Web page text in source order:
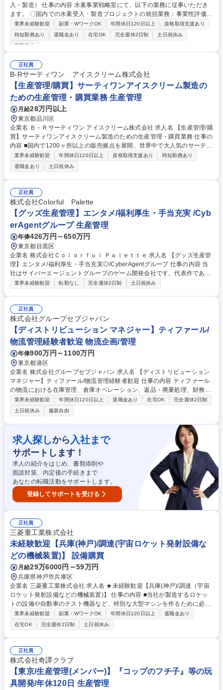
入・製造） 仕事の内容 水素事業戦略室にて、以下の業務に従事いただき
ます。 〇国内での水素受入・製造プロジェクトの統括業務：事業性評価
（ファイナンスの組成含む）/事業スキーム全般の立案/事業パートナーの
選定・協議/ 各種契約の締結/関係省庁、自治体等との協議、調整/プロジェ
クト全体工程の策定と管理 〇技術検討：インハウスエンジニアとして、以
守計画立案■発注：仕様策定、発注先選定、コスト精査■施工：図面レビュ
ー・許認可取得・安全管理・工程管理・コスト管理 募集職種 【総合職】
水素事業（国内での水素受入・製造）
業界未経験歓迎 副業・WワークOK 年間休日120日以上
資格取得支援あり
時短勤務あり
退職金あり 在宅OK 完全週休2日制
土日祝休み
服装自由
正社員
B-Rサーティワン アイスクリーム株式会社
【生産管理/購買】サーティワンアイスクリーム製造の
ための生産管理・購買業務 生産管理
月給28万円以上
東京都品川区
企業名 Ｂ－Ｒサーティワン アイスクリーム株式会社 求人名 【生産管理/購
買】サーティワンアイスクリーム製造のための生産管理・購買業務 仕事の
内容 ■国内で1200ヶ所以上の販売拠点を展開、世界中で大人気のサーティ
ワンアイスクリームを作るための原材料（乳・糖・添加物など）や 店舗で
使用する包材や食材の管理部署で業務に携わっていただきます。 ■ 主な業
務は以下の通りです。 ・販売計画に基づく生産計画立案・在庫管理 ・自
社工場（富士小山・神戸三木）や協力工場間の調整 ・原料・資材の購買調
達、納期管理（輸入含む） ・購買コスト管理 ・サプライヤー管理 募集職
種 【生産管理/購買】サーティワンアイスクリーム製造のための生産管
理・購買業務
業界未経験歓迎 年間休日120日以上 資格取得支援あり
時短勤務あり
退職金あり
土日祝休み
正社員
株式会社Colorful Palette
【グッズ生産管理】エンタメ/福利厚生・手当充実 /Cyb
erAgentグループ 生産管理
年俸426万円～650万円
東京都目黒区
企業名 株式会社Ｃｏｌｏｒｆｕｌ Ｐａｌｅｔｔｅ 求人名 【グッズ生産管
理】エンタメ/福利厚生・手当充実◎/CyberAgentグループ 仕事の内容 当
社はサイバーエージェントグループのゲーム開発会社です。代表作である
『プロジェクトセカイ カラフルステージ！ feat. 初音ミク』の開発・運営
含め一貫して携わっていただきます。 【具体的には】■グッズの見積も
り・入稿・納品までの一連の業務 ■サプライヤーハンドリングやコスト・
納期の交渉 ■発注書・請求書の対応や商品企画・製造ライン調整 募集職種
【グッズ生産管理】エンタメ/福利厚生・手当充実◎/CyberAgentグループ
業界未経験歓迎 転勤なし 完全週休2日制 土日祝休み
正社員
株式会社グループセブジャパン
【ディストリビューション マネジャー】ティファール/
物流管理経験者歓迎 物流企画/管理
年俸900万円～1100万円
東京都港区
企業名 株式会社グループセブジャパン 求人名 【ディストリビューション
マネジャー】ティファール/物流管理経験者歓迎 仕事の内容 ティファール
の物流における在庫管理、倉庫オペレーション、返品・廃棄処理、財務連
動プロセスを担当。現場に近い視点と全体最適を両立し、部門横断的な調
整を通じて事業運営を内側から支える役割を担います。 【在庫・倉庫】精
度管理、財務連携、棚卸統括及びデータ整合性の担保、入出荷・返品・月
次廃棄プロセス（指示・実行・報告）管理 【財務・決算】ベンダー支払
（Finance連携）、決算時の在庫データ確定・内訳分析、財務諸表に影響
する在庫処理の説明責任 【改善・コスト・パートナー】業務簡素化、スケ
ーラビリティ向上、3PL戦略見直し、責任分界・コスト構造再設計、属人
性排除と持続可能モデル構築 募集職種 【ディストリビューション マネジ
ャー】ティファール/物流管理経験者歓迎
業界未経験歓迎 年間休日120日以上 退職金あり 在宅OK
完全週休2日制
土日祝休み
服装自由
求人探しから 入社まで
サポートします！
求人の紹介をはじめ、書類添削や
面談対策、内定後の手続きまで
あなたの転職活動をサポートします。
登録してサポートを受ける
正社員
三菱重工業株式会社
未経験歓迎【兵庫(神戸)/調達(宇宙ロケット発射設備な
どの機械装置)】 設備購買
月給29万6000円～59万円
兵庫県神戸市兵庫区
企業名 三菱重工業株式会社 求人名 ★未経験歓迎【兵庫(神戸)/調達（宇宙
ロケット発射設備などの機械装置)】 仕事の内容 ■当社が製造するロケッ
トの設備や自動車のテスト機器など、特別な大型マシンを作るために必要
な部品や材料を、世界中の会社から一番良い条件で買い渡す調達業務をお
任せします。 【具体的には】■国内外の新規取引先の開拓、価格折衝、契
約締結 ■プロジェクトに必要な製品の見積照会、査定、納期管理 ★プロジ
ェクトの60%～70%を占める重要な業務です。あなたの交渉が利益に直結
します。取引先と社内関係者の間に立ち、高い調整力を発揮して難課題を
解決に導くことで、大きな達成感とキャリアアップが得られる環境です。
市場動向へのアンテナと分析力を活かしてご活躍ください。 募集職種 ★
未経験歓迎【兵庫(神戸)/調達（宇宙ロケット発射設備などの機械装置)】
業界未経験歓迎 副業・WワークOK 年間休日120日以上
退職金あり
在宅OK
完全週休2日制 土日祝休み
正社員
株式会社奇譚クラブ
【東京/生産管理(メンバー)】『コップのフチ子』等の玩
具開発/年休120日 生産管理